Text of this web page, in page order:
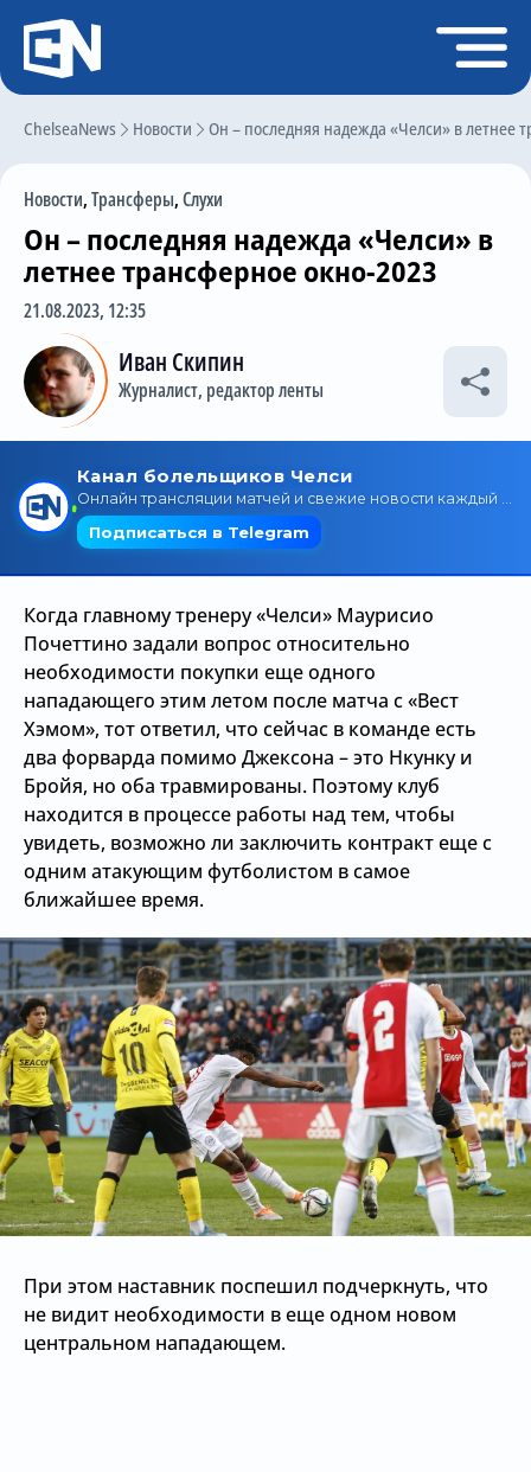
ChelseaNews Новости Он – последняя надежда «Челси» в летнее
Новости,Трансферы,Слухи
Он – последняя надежда «Челси» в
летнее трансферное окно-2023
21.08.2023, 12:35
Иван Скипин
Журналист, редактор ленты
Когда главному тренеру «Челси» Маурисио
Почеттино задали вопрос относительно
необходимости покупки еще одного
нападающего этим летом после матча с «Вест
Хэмом», тот ответил, что сейчас в команде есть
два форварда помимо Джексона – это Нкунку и
Бройя, но оба травмированы. Поэтому клуб
находится в процессе работы над тем, чтобы
увидеть, возможно ли заключить контракт еще с
одним атакующим футболистом в самое
ближайшее время.
При этом наставник поспешил подчеркнуть, что
не видит необходимости в еще одном новом
центральном нападающем.
Регистрация
Главная
Чат
Трансферы
Слухи
История Челси
Статистика
Календарь игр
Состав команды
Поиск по сайту
Трансляции
О сайте
Контакты